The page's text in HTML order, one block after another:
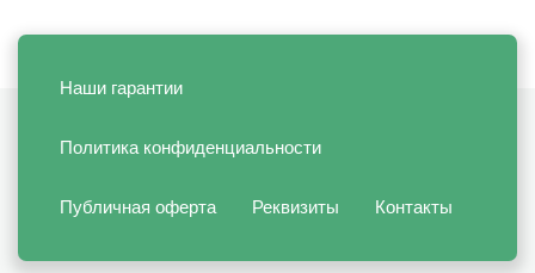
Наши гарантии
Политика конфиденциальности
Публичная оферта Реквизиты Контакты